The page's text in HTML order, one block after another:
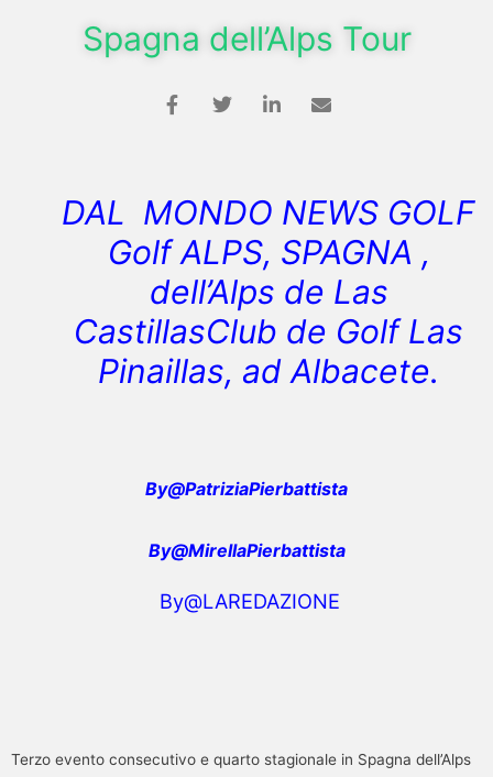
Spagna dell’Alps Tour
DAL MONDO NEWS GOLF
Golf ALPS, SPAGNA ,
dell’Alps de Las
CastillasClub de Golf Las
Pinaillas, ad Albacete.
By@PatriziaPierbattista
By@MirellaPierbattista
By@LAREDAZIONE
Terzo evento consecutivo e quarto stagionale in Spagna dell’Alps